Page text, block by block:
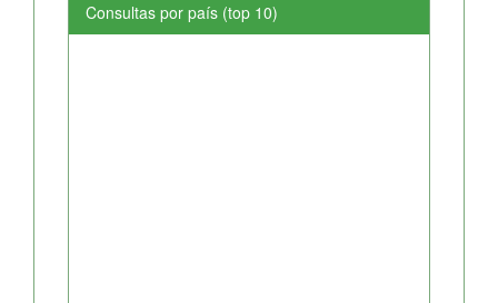
Consultas por país (top 10)